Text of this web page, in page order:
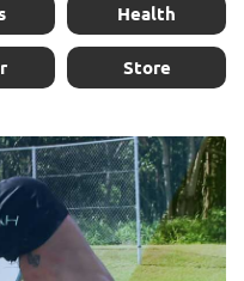
Health
Store